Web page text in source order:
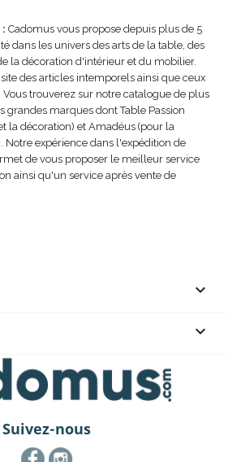
Cadomus vous propose depuis plus de 5
dans les univers des arts de la table, des
la décoration d'intérieur et du mobilier.
des articles intemporels ainsi que ceux
trouverez sur notre catalogue de plus
grandes marques dont Table Passion
la décoration) et Amadéus (pour la
Notre expérience dans l'expédition de
de vous proposer le meilleur service
ainsi qu'un service après vente de


Suivez-nous